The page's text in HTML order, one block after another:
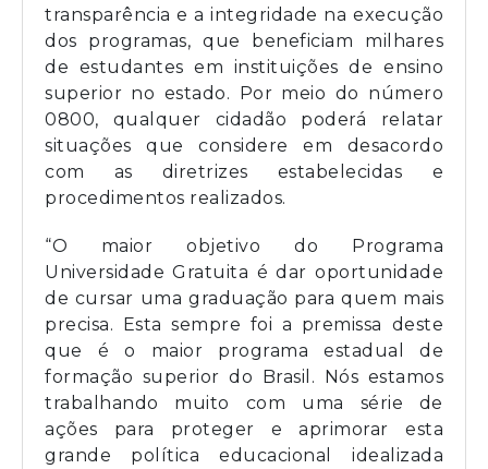
transparência e a integridade na execução
dos programas, que beneficiam milhares
de estudantes em instituições de ensino
superior no estado. Por meio do número
0800, qualquer cidadão poderá relatar
situações que considere em desacordo
com as diretrizes estabelecidas e
procedimentos realizados.
“O maior objetivo do Programa
Universidade Gratuita é dar oportunidade
de cursar uma graduação para quem mais
precisa. Esta sempre foi a premissa deste
que é o maior programa estadual de
formação superior do Brasil. Nós estamos
trabalhando muito com uma série de
ações para proteger e aprimorar esta
grande política educacional idealizada